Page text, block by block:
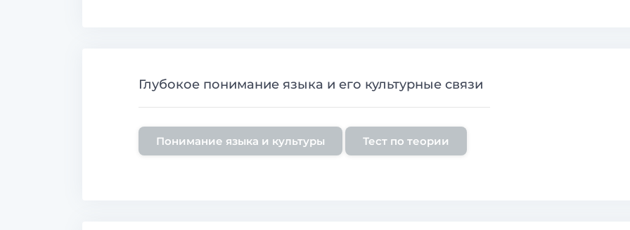
Глубокое понимание языка и его культурные связи
Понимание языка и культуры Тест по теории